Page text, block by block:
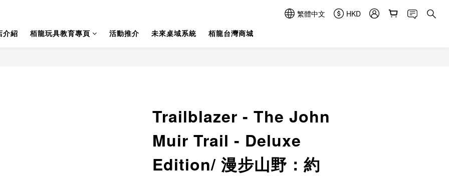
繁體中文
HKD
介紹
栢龍玩具教育專頁 活動推介 未來桌域系統 栢龍台灣商城
Trailblazer - The John
Muir Trail - Deluxe
Edition/ 漫步山野：約